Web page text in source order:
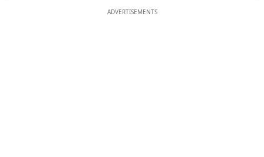
ADVERTISEMENTS